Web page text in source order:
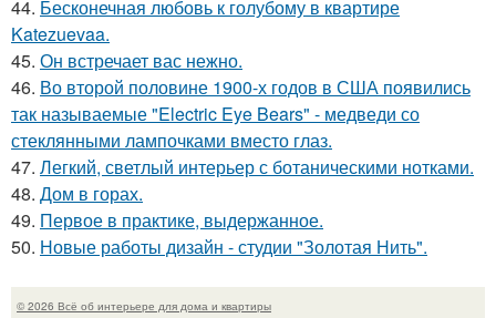
44. Бесконечная любовь к голубому в квартире
Katezuevaa.
45. Он встречает вас нежно.
46. Во второй половине 1900-х годов в США появились
так называемые "Electric Eye Bears" - медведи со
стеклянными лампочками вместо глаз.
47. Легкий, светлый интерьер с ботаническими нотками.
48. Дом в горах.
49. Первое в практике, выдержанное.
50. Новые работы дизайн - студии "Золотая Нить".
© 2026 Всё об интерьере для дома и квартиры